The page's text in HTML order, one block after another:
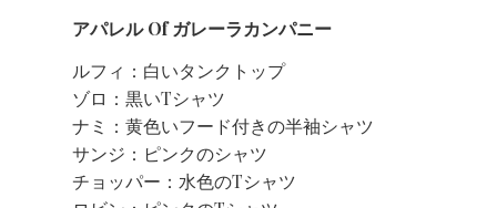
アパレル Of ガレーラカンパニー
ルフィ：白いタンクトップ
ゾロ：黒いTシャツ
ナミ：黄色いフード付きの半袖シャツ
サンジ：ピンクのシャツ
チョッパー：水色のTシャツ